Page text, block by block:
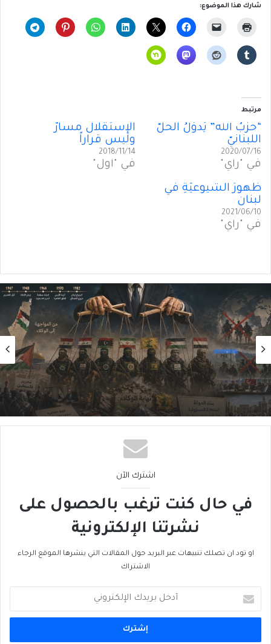
شارك هذا الموضوع:
مرتبط
“حزبُ الله” يُدوِّلُ الحلَّ
اللبنانيّ
2020/07/16
في "رأي"
الإستقلال مسارٌ
وليس قراراً
2018/11/14
في "أول"
ظهورُ الشيوعيّةِ في
لبنان
2021/06/10
في "رأي"
رأي
2026/08/06
سقوطُ “الأذرُع”: هل انتهى زمنُ الوكلاء؟
اشترك الآن
في حال كنت ترغب بالحصول على
نشرتنا الإلكترونية
او تود ان تصلك تنبيهات عبر البريد حول المقالات التي ينشرها الموقع الرجاء
الاشتراك
بريدك
الإلكتروني